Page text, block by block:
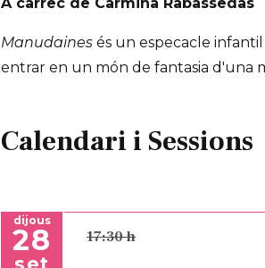
Manudaines és un especacle
entrar en un món de fantasia d'una
Calendari i Sessions
dijous
28 17:30 h